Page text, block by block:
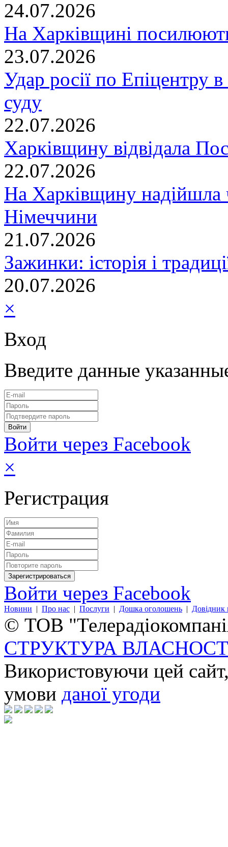
24.07.2026
На Харківщині
23.07.2026
Удар росії по Епіцентру
суду
22.07.2026
Харківщину відвідала
22.07.2026
На Харківщину надійшла
Німеччини
21.07.2026
Зажинки: історія і
20.07.2026
×
Вход
Введите данные
Войти через Facebook
×
Регистрация
Войти через Facebook
Новини | Про нас | Послуги | Дошка оголошень | Довідник
© ТОВ
СТРУКТУРА
Використовуючи цей
умови даної угоди